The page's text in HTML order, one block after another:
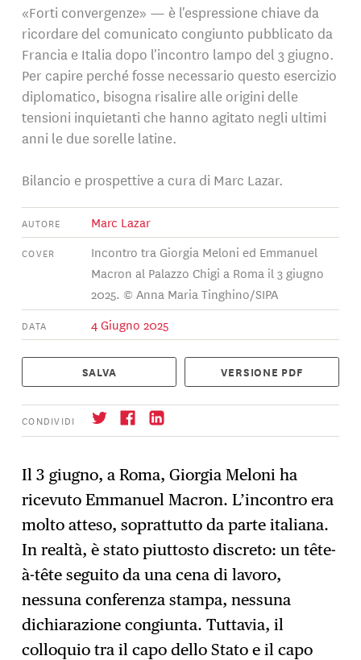
«Forti convergenze» — è l'espressione chiave da
ricordare del comunicato congiunto pubblicato da
Francia e Italia dopo l'incontro lampo del 3 giugno.
Per capire perché fosse necessario questo esercizio
diplomatico, bisogna risalire alle origini delle
tensioni inquietanti che hanno agitato negli ultimi
anni le due sorelle latine.
Bilancio e prospettive a cura di Marc Lazar.
AUTORE Marc Lazar
COVER
Incontro tra Giorgia Meloni ed Emmanuel
Macron al Palazzo Chigi a Roma il 3 giugno
2025. © Anna Maria Tinghino/SIPA
DATA 4 Giugno 2025
SALVA VERSIONE PDF
CONDIVIDI
→ Iscrizione
Il 3 giugno, a Roma, Giorgia Meloni ha
ricevuto Emmanuel Macron. L’incontro era
molto atteso, soprattutto da parte italiana.
In realtà, è stato piuttosto discreto: un tête-
à-tête seguito da una cena di lavoro,
nessuna conferenza stampa, nessuna
dichiarazione congiunta. Tuttavia, il
colloquio tra il capo dello Stato e il capo